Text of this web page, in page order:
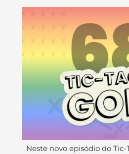
Neste novo episódio do Tic-